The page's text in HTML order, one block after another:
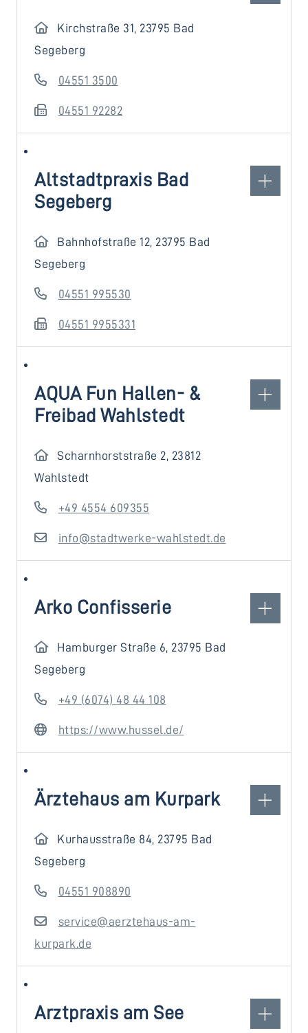
Kirchstraße 31, 23795 Bad
Segeberg
04551 3500
04551 92282
Altstadtpraxis Bad
Segeberg
Bahnhofstraße 12, 23795 Bad
Segeberg
04551 995530
04551 9955331
AQUA Fun Hallen- &
Freibad Wahlstedt
Scharnhorststraße 2, 23812
Wahlstedt
+49 4554 609355
info@stadtwerke-wahlstedt.de
Arko Confisserie
Hamburger Straße 6, 23795 Bad
Segeberg
+49 (6074) 48 44 108
https://www.hussel.de/
Ärztehaus am Kurpark
Kurhausstraße 84, 23795 Bad
Segeberg
04551 908890
service@aerztehaus-am-
kurpark.de
Arztpraxis am See